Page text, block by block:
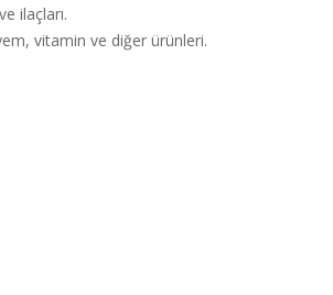
ilaçları.
vitamin ve diğer ürünleri.